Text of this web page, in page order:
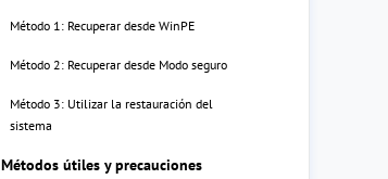
Método 1: Recuperar desde WinPE
Método 2: Recuperar desde Modo seguro
Método 3: Utilizar la restauración del
sistema
Métodos útiles y precauciones